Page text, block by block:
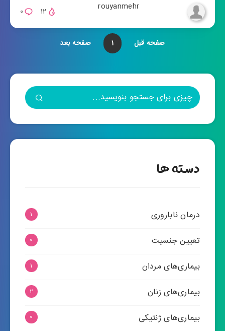
rouyanmehr
0 12
صفحه قبل 1 صفحه بعد
دسته ها
درمان ناباروری 1
تعیین جنسیت 0
بیماری‌های مردان 1
بیماری‌های زنان 2
بیماری‌های ژنتیکی 0